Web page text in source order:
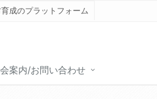
成のプラットフォーム
案内/お問い合わせ